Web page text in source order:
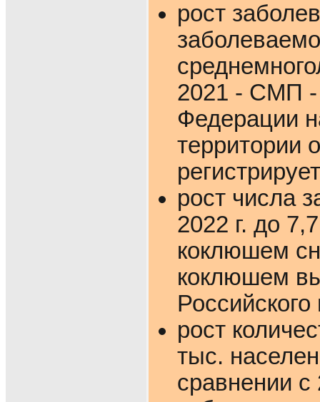
рост
2021 - СМП -
Федерации
территории
рост числа
2022 г. до
коклюшем
коклюшем
рост
тыс.
сравнении